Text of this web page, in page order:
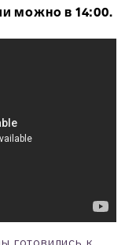
можно в 14:00.